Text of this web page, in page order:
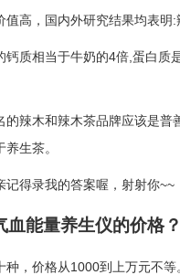
值高，国内外研究结果均表明:
钙质相当于牛奶的4倍,蛋白质
的辣木和辣木茶品牌应该是
生茶。
记得录我的答案喔，射射你~~
血能量养生仪的价格？
种，价格从1000到上万元不